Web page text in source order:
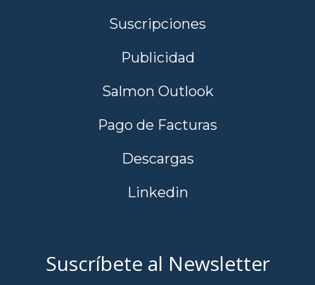
Suscripciones
Publicidad
Salmon Outlook
Pago de Facturas
Descargas
Linkedin
Suscríbete al Newsletter